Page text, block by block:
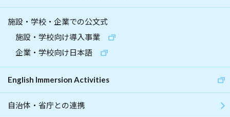
施設・学校・企業での公文式
施設・学校向け導入事業
企業・学校向け日本語
English Immersion Activities
自治体・省庁との連携